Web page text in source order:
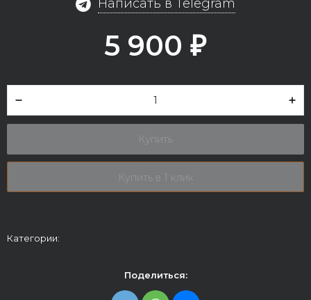
Написать в Telegram
5 900 ₽
Купить
Купить в 1 клик
Категории:
Поделиться: